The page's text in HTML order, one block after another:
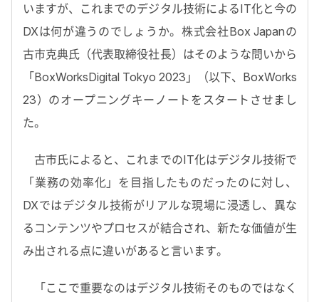
いますが、これまでのデジタル技術によるIT化と今の
DXは何が違うのでしょうか。株式会社Box Japanの
古市克典氏（代表取締役社長）はそのような問いから
「BoxWorksDigital Tokyo 2023」（以下、BoxWorks
23）のオープニングキーノートをスタートさせまし
た。
古市氏によると、これまでのIT化はデジタル技術で
「業務の効率化」を目指したものだったのに対し、
DXではデジタル技術がリアルな現場に浸透し、異な
るコンテンツやプロセスが結合され、新たな価値が生
み出される点に違いがあると言います。
「ここで重要なのはデジタル技術そのものではなく